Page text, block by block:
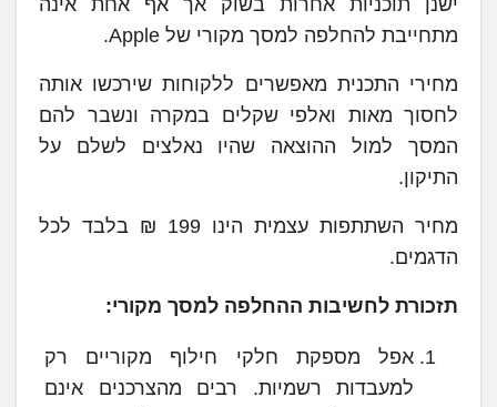
ישנן תוכניות אחרות בשוק אך אף אחת אינה
מתחייבת להחלפה למסך מקורי של Apple.
מחירי התכנית מאפשרים ללקוחות שירכשו אותה
לחסוך מאות ואלפי שקלים במקרה ונשבר להם
המסך למול ההוצאה שהיו נאלצים לשלם על
התיקון.
מחיר השתתפות עצמית הינו 199 ₪ בלבד לכל
הדגמים.
תזכורת לחשיבות ההחלפה למסך מקורי:
אפל מספקת חלקי חילוף מקוריים רק
למעבדות רשמיות. רבים מהצרכנים אינם